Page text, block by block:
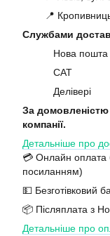
📍
Службами
Нова пошта
САТ
Делівері
За
компанії.
Детальніше про
💳 Онлайн оплата
посиланням)
💵 Безготівковий
📦 Післяплата з
Детальніше про